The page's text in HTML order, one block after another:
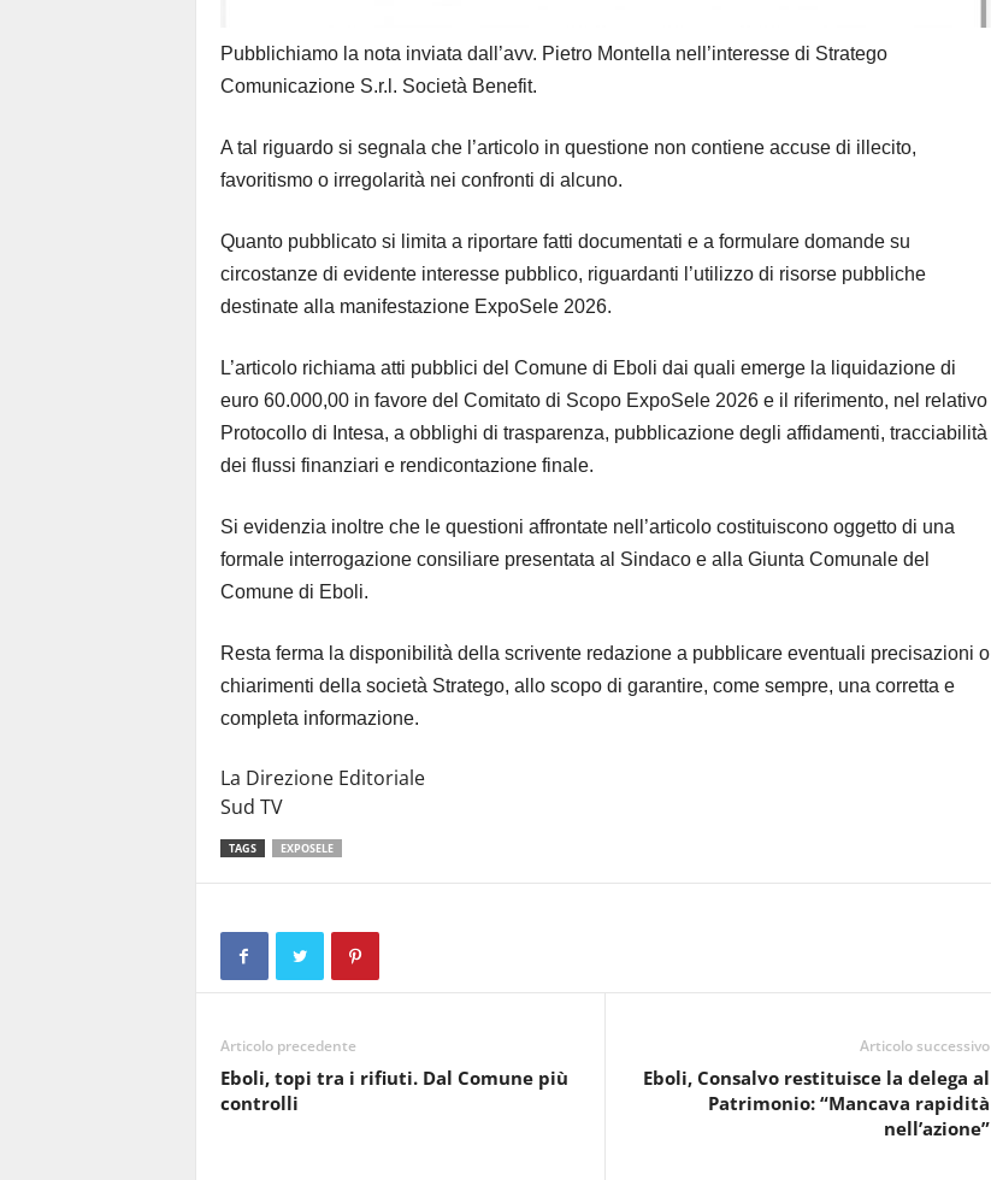
Pubblichiamo la nota inviata dall’avv. Pietro Montella nell’interesse di Stratego
Comunicazione S.r.l. Società Benefit.
A tal riguardo si segnala che l’articolo in questione non contiene accuse di illecito,
favoritismo o irregolarità nei confronti di alcuno.
Quanto pubblicato si limita a riportare fatti documentati e a formulare domande su
circostanze di evidente interesse pubblico, riguardanti l’utilizzo di risorse pubbliche
destinate alla manifestazione ExpoSele 2026.
L’articolo richiama atti pubblici del Comune di Eboli dai quali emerge la liquidazione di
euro 60.000,00 in favore del Comitato di Scopo ExpoSele 2026 e il riferimento, nel relativo
Protocollo di Intesa, a obblighi di trasparenza, pubblicazione degli affidamenti, tracciabilità
dei flussi finanziari e rendicontazione finale.
Si evidenzia inoltre che le questioni affrontate nell’articolo costituiscono oggetto di una
formale interrogazione consiliare presentata al Sindaco e alla Giunta Comunale del
Comune di Eboli.
Resta ferma la disponibilità della scrivente redazione a pubblicare eventuali precisazioni o
chiarimenti della società Stratego, allo scopo di garantire, come sempre, una corretta e
completa informazione.
La Direzione Editoriale
Sud TV
TAGS EXPOSELE
Articolo precedente
Eboli, topi tra i rifiuti. Dal Comune più
controlli
Articolo successivo
Eboli, Consalvo restituisce la delega al
Patrimonio: “Mancava rapidità
nell’azione”